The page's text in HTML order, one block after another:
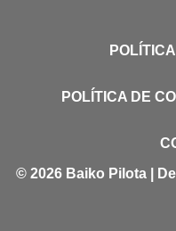
POLÍTICA DE
© 2026 Baiko Pilota |